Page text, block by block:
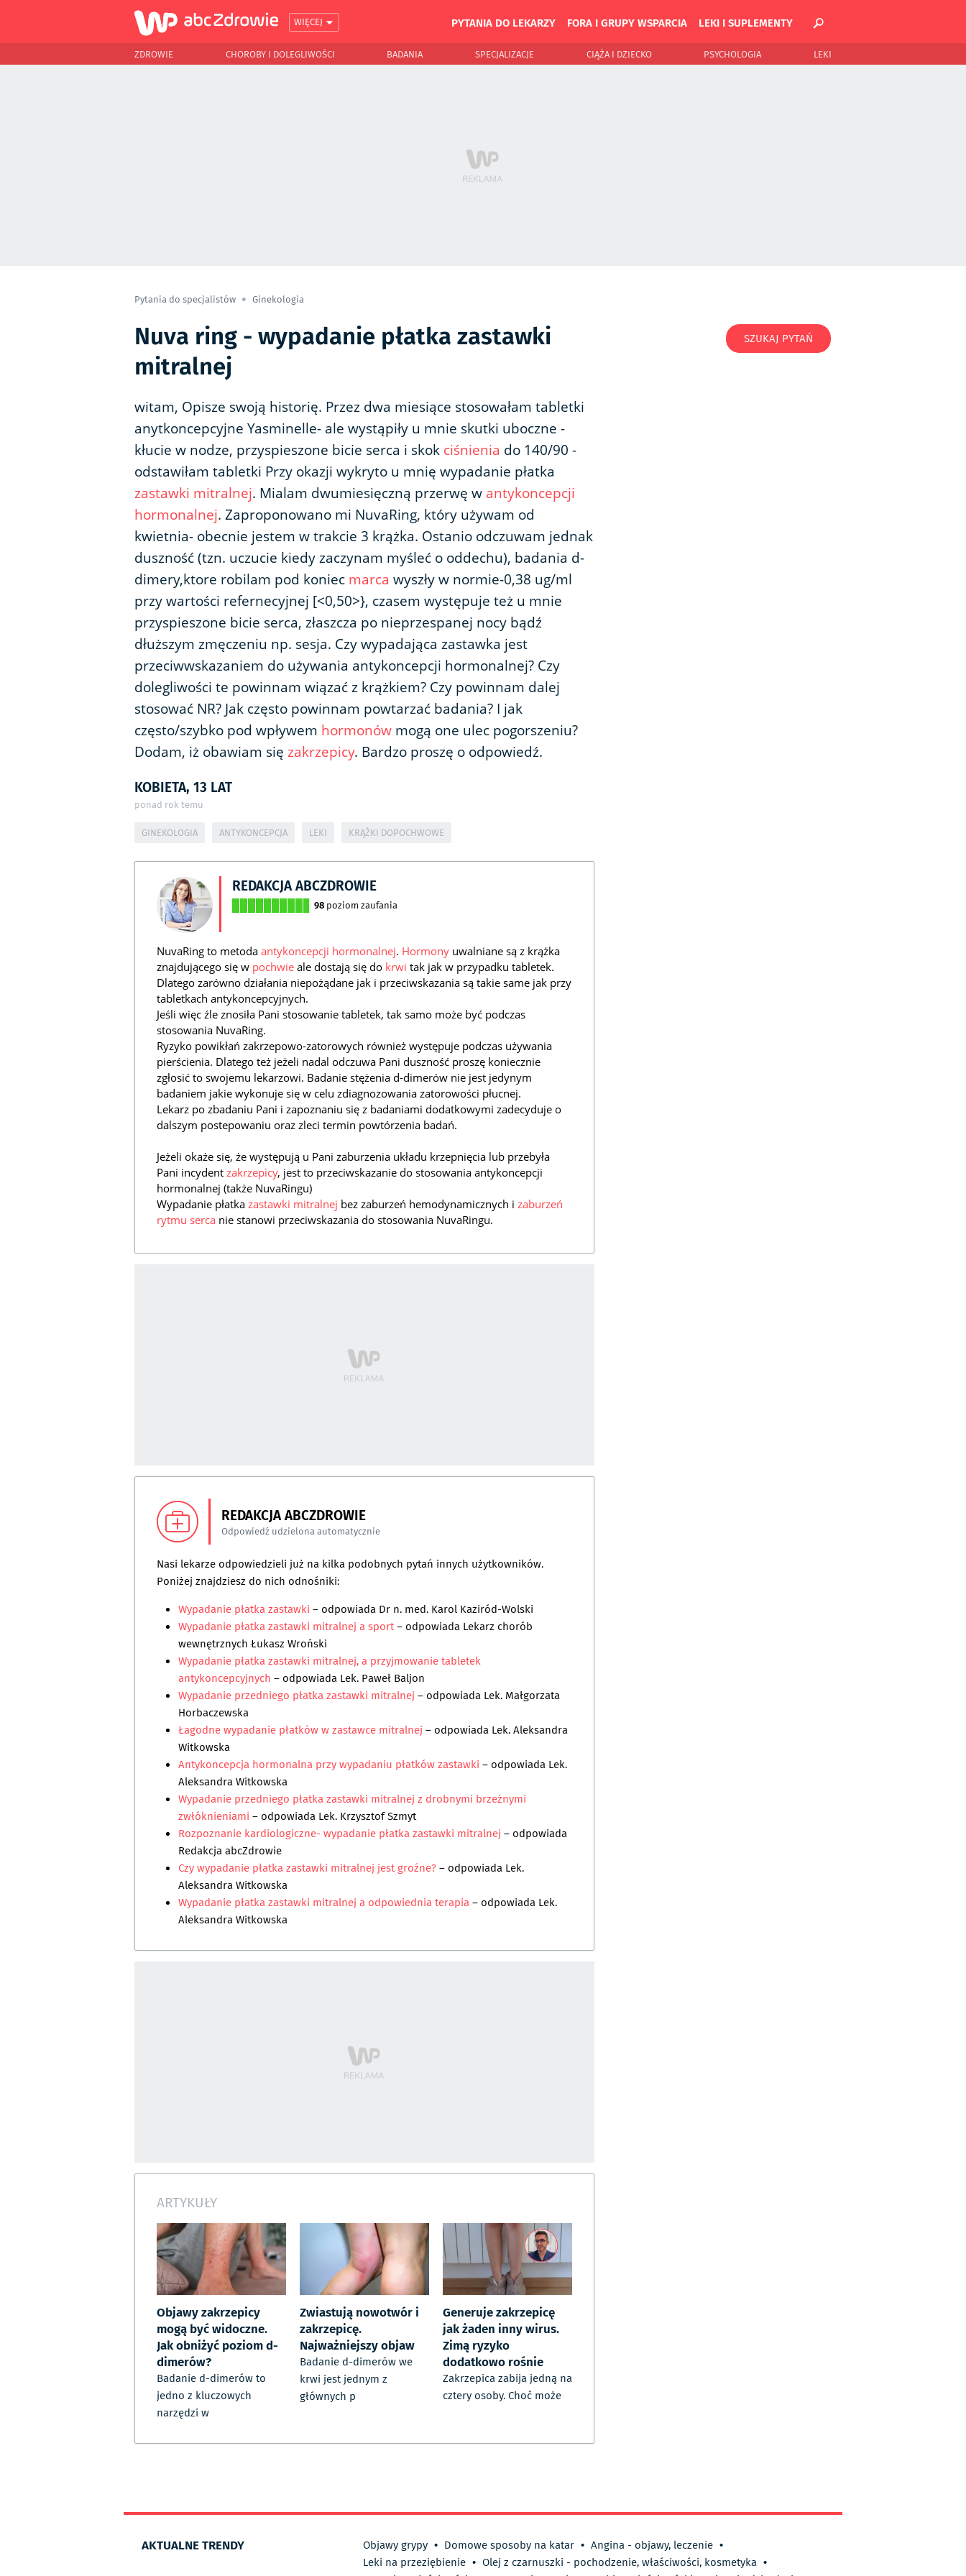
WIĘCEJ PYTANIA DO LEKARZY FORA I GRUPY WSPARCIA LEKI I SUPLEMENTY
ZDROWIE CHOROBY I DOLEGLIWOŚCI BADANIA SPECJALIZACJE CIĄŻA I DZIECKO PSYCHOLOGIA LEKI
Pytania do specjalistów Ginekologia
Nuva ring - wypadanie płatka zastawki
mitralnej
witam, Opisze swoją historię. Przez dwa miesiące stosowałam tabletki
anytkoncepcyjne Yasminelle- ale wystąpiły u mnie skutki uboczne -
kłucie w nodze, przyspieszone bicie serca i skok ciśnienia do 140/90 -
odstawiłam tabletki Przy okazji wykryto u mnię wypadanie płatka
zastawki mitralnej. Mialam dwumiesięczną przerwę w antykoncepcji
hormonalnej. Zaproponowano mi NuvaRing, który używam od
kwietnia- obecnie jestem w trakcie 3 krążka. Ostanio odczuwam jednak
duszność (tzn. uczucie kiedy zaczynam myśleć o oddechu), badania d-
dimery,ktore robilam pod koniec marca wyszły w normie-0,38 ug/ml
przy wartości refernecyjnej [<0,50>}, czasem występuje też u mnie
przyspieszone bicie serca, złaszcza po nieprzespanej nocy bądź
dłuższym zmęczeniu np. sesja. Czy wypadająca zastawka jest
przeciwwskazaniem do używania antykoncepcji hormonalnej? Czy
dolegliwości te powinnam wiązać z krążkiem? Czy powinnam dalej
stosować NR? Jak często powinnam powtarzać badania? I jak
często/szybko pod wpływem hormonów mogą one ulec pogorszeniu?
Dodam, iż obawiam się zakrzepicy. Bardzo proszę o odpowiedź.
KOBIETA, 13 LAT
ponad rok temu
GINEKOLOGIA ANTYKONCEPCJA LEKI KRĄŻKI DOPOCHWOWE
REDAKCJA ABCZDROWIE
98 poziom zaufania
NuvaRing to metoda antykoncepcji hormonalnej. Hormony uwalniane są z krążka
znajdującego się w pochwie ale dostają się do krwi tak jak w przypadku tabletek.
Dlatego zarówno działania niepożądane jak i przeciwskazania są takie same jak przy
tabletkach antykoncepcyjnych.
Jeśli więc źle znosiła Pani stosowanie tabletek, tak samo może być podczas
stosowania NuvaRing.
Ryzyko powikłań zakrzepowo-zatorowych również występuje podczas używania
pierścienia. Dlatego też jeżeli nadal odczuwa Pani duszność proszę koniecznie
zgłosić to swojemu lekarzowi. Badanie stężenia d-dimerów nie jest jedynym
badaniem jakie wykonuje się w celu zdiagnozowania zatorowości płucnej.
Lekarz po zbadaniu Pani i zapoznaniu się z badaniami dodatkowymi zadecyduje o
dalszym postepowaniu oraz zleci termin powtórzenia badań.
Jeżeli okaże się, że występują u Pani zaburzenia układu krzepnięcia lub przebyła
Pani incydent zakrzepicy, jest to przeciwskazanie do stosowania antykoncepcji
hormonalnej (także NuvaRingu)
Wypadanie płatka zastawki mitralnej bez zaburzeń hemodynamicznych i zaburzeń
rytmu serca nie stanowi przeciwskazania do stosowania NuvaRingu.
REDAKCJA ABCZDROWIE
Odpowiedź udzielona automatycznie
Nasi lekarze odpowiedzieli już na kilka podobnych pytań innych użytkowników.
Poniżej znajdziesz do nich odnośniki:
Wypadanie płatka zastawki – odpowiada Dr n. med. Karol Kaziród-Wolski
Wypadanie płatka zastawki mitralnej a sport– odpowiada Lekarz chorób
wewnętrznych Łukasz Wroński
Wypadanie płatka zastawki mitralnej, a przyjmowanie tabletek
antykoncepcyjnych – odpowiada Lek. Paweł Baljon
Wypadanie przedniego płatka zastawki mitralnej – odpowiada Lek. Małgorzata
Horbaczewska
Łagodne wypadanie płatków w zastawce mitralnej – odpowiada Lek. Aleksandra
Witkowska
Antykoncepcja hormonalna przy wypadaniu płatków zastawki – odpowiada Lek.
Aleksandra Witkowska
Wypadanie przedniego płatka zastawki mitralnej z drobnymi brzeżnymi
zwłóknieniami – odpowiada Lek. Krzysztof Szmyt
Rozpoznanie kardiologiczne- wypadanie płatka zastawki mitralnej – odpowiada
Redakcja abcZdrowie
Czy wypadanie płatka zastawki mitralnej jest groźne?– odpowiada Lek.
Aleksandra Witkowska
Wypadanie płatka zastawki mitralnej a odpowiednia terapia– odpowiada Lek.
Aleksandra Witkowska
ARTYKUŁY
Objawy zakrzepicy
mogą być widoczne.
Jak obniżyć poziom d-
dimerów?
Badanie d-dimerów to
jedno z kluczowych
narzędzi w
Zwiastują nowotwór i
zakrzepicę.
Najważniejszy objaw
Badanie d-dimerów we
krwi jest jednym z
głównych p
Generuje zakrzepicę
jak żaden inny wirus.
Zimą ryzyko
dodatkowo rośnie
Zakrzepica zabija jedną na
cztery osoby. Choć może
SZUKAJ PYTAŃ
AKTUALNE TRENDY Objawy grypy • Domowe sposoby na katar • Angina - objawy, leczenie •
Leki na przeziębienie • Olej z czarnuszki - pochodzenie, właściwości, kosmetyka •